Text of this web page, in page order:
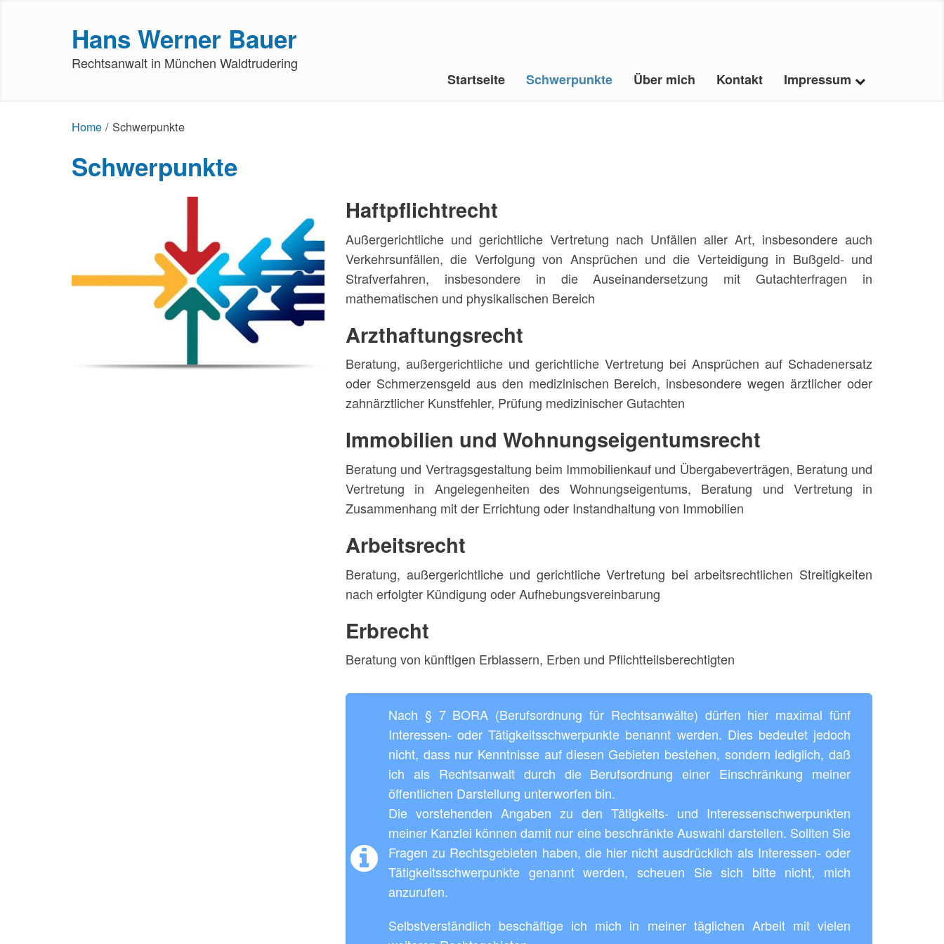
Hans Werner Bauer
Rechtsanwalt in München Waldtrudering
Startseite
Schwerpunkte Über mich Kontakt Impressum
Home / Schwerpunkte
Schwerpunkte
Haftpflichtrecht
Außergerichtliche und gerichtliche Vertretung nach Unfällen aller Art, insbesondere auch
Verkehrsunfällen, die Verfolgung von Ansprüchen und die Verteidigung in Bußgeld- und
Strafverfahren, insbesondere in die Auseinandersetzung mit Gutachterfragen in
mathematischen und physikalischen Bereich
Arzthaftungsrecht
Beratung, außergerichtliche und gerichtliche Vertretung bei Ansprüchen auf Schadenersatz
oder Schmerzensgeld aus den medizinischen Bereich, insbesondere wegen ärztlicher oder
zahnärztlicher Kunstfehler, Prüfung medizinischer Gutachten
Immobilien und Wohnungseigentumsrecht
Beratung und Vertragsgestaltung beim Immobilienkauf und Übergabeverträgen, Beratung und
Vertretung in Angelegenheiten des Wohnungseigentums, Beratung und Vertretung in
Zusammenhang mit der Errichtung oder Instandhaltung von Immobilien
Arbeitsrecht
Beratung, außergerichtliche und gerichtliche Vertretung bei arbeitsrechtlichen Streitigkeiten
nach erfolgter Kündigung oder Aufhebungsvereinbarung
Erbrecht
Beratung von künftigen Erblassern, Erben und Pflichtteilsberechtigten
Nach § 7 BORA (Berufsordnung für Rechtsanwälte) dürfen hier maximal fünf
Interessen- oder Tätigkeitsschwerpunkte benannt werden. Dies bedeutet jedoch
nicht, dass nur Kenntnisse auf diesen Gebieten bestehen, sondern lediglich, daß
ich als Rechtsanwalt durch die Berufsordnung einer Einschränkung meiner
öffentlichen Darstellung unterworfen bin.
Die vorstehenden Angaben zu den Tätigkeits- und Interessenschwerpunkten
meiner Kanzlei können damit nur eine beschränkte Auswahl darstellen. Sollten Sie
Fragen zu Rechtsgebieten haben, die hier nicht ausdrücklich als Interessen- oder
Tätigkeitsschwerpunkte genannt werden, scheuen Sie sich bitte nicht, mich
anzurufen.
Selbstverständlich beschäftige ich mich in meiner täglichen Arbeit mit vielen